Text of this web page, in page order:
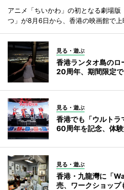
アニメ「ちいかわ」の初となる劇場
つ」が8月6日から、香港の映画館で上
見る・遊ぶ
香港ランタオ島の
20周年、期間限定で
見る・遊ぶ
香港でも「ウルト
60周年を記念、体
見る・遊ぶ
香港・九龍灣に「
売、ワークショップ